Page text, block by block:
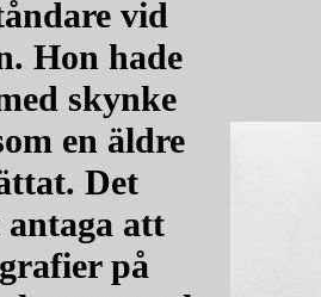
vid
Hon hade
skynke
en äldre
Det
att
på